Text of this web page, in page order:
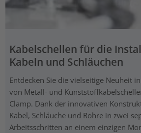
Kabelschellen für die
Kabeln und Schläuchen
Entdecken Sie die vielseitige Neuheit
von Metall- und
Clamp. Dank der innovativen
Kabel, Schläuche und Rohre in zwei
Arbeitsschritten an einem einzigen